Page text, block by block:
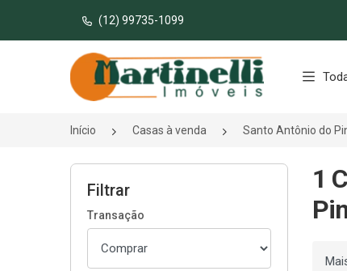
(12) 99735-1099
Página inicial
Início Casas à venda Santo Antônio do
Filtrar
Transação
1